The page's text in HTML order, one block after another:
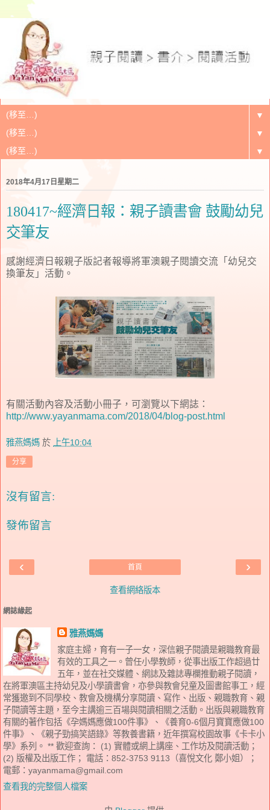
▼
▼
▼
2018年4月17日星期二
180417~經濟日報：親子讀書會 鼓勵幼兒
交筆友
感謝經濟日報親子版記者報導將軍澳親子閱讀交流「幼兒交
換筆友」活動。
有關活動內容及活動小冊子，可瀏覽以下網誌：
http://www.yayanmama.com/2018/04/blog-post.html
雅燕媽媽 於 上午10:04
分享
沒有留言:
發佈留言
‹ ›
首頁
查看網絡版本
網誌緣起
雅燕媽媽
家庭主婦，育有一子一女，深信親子閱讀是親職教育最
有效的工具之一。曾任小學教師，從事出版工作超過廿
五年，並在社交媒體、網誌及雜誌專欄推動親子閱讀，
在將軍澳區主持幼兒及小學讀書會，亦參與教會兒童及圖書館事工，經
常獲邀到不同學校、教會及機構分享閱讀、寫作、出版、親職教育、親
子閱讀等主題，至今主講逾三百場與閱讀相關之活動。出版與親職教育
有關的著作包括《孕媽媽應做100件事》、《養育0-6個月寶寶應做100
件事》、《親子勁搞笑語錄》等教養書籍，近年撰寫校園故事《卡卡小
學》系列。 ** 歡迎查詢： (1) 實體或網上講座、工作坊及閱讀活動；
(2) 版權及出版工作； 電話：852-3753 9113（喜悅文化 鄭小姐）；
電郵：yayanmama@gmail.com
查看我的完整個人檔案